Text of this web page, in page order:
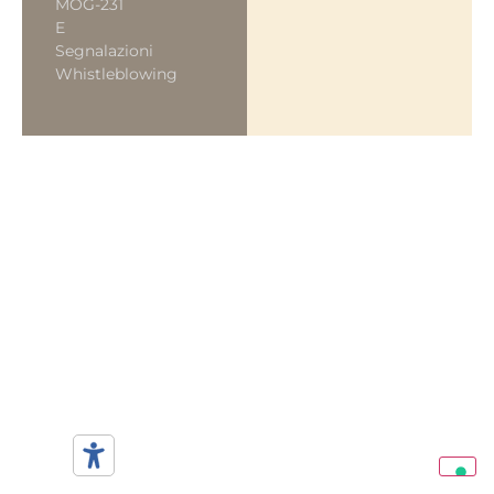
MOG-231
E
Segnalazioni
Whistleblowing